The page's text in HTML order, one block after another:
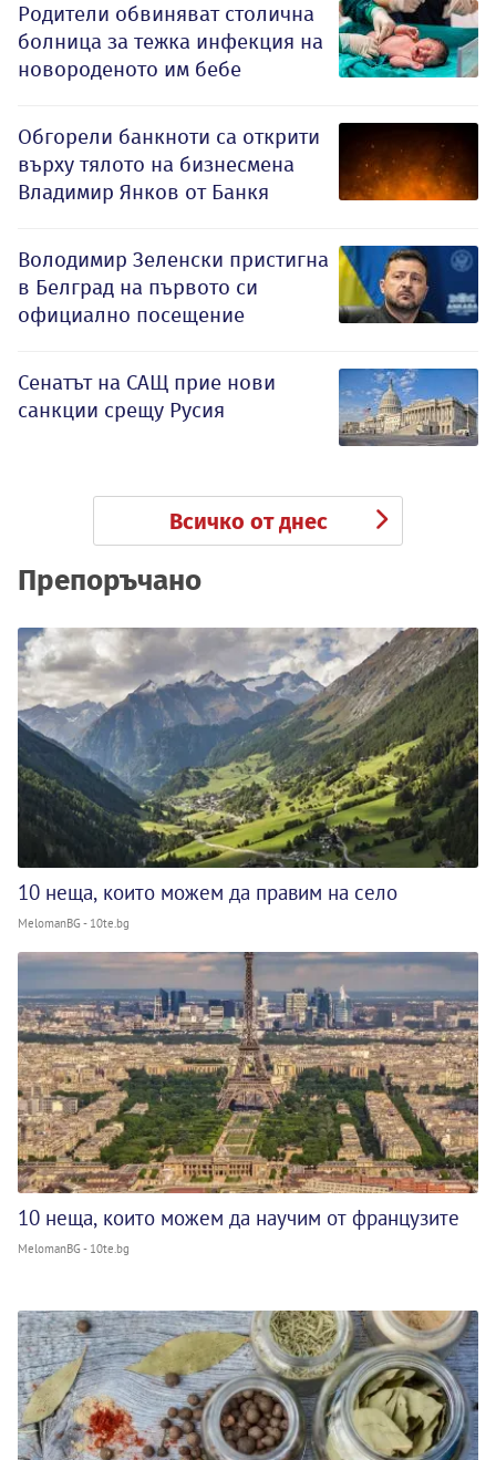
Родители обвиняват столична
болница за тежка инфекция на
новороденото им бебе
Обгорели банкноти са открити
върху тялото на бизнесмена
Владимир Янков от Банкя
Володимир Зеленски пристигна
в Белград на първото си
официално посещение
Сенатът на САЩ прие нови
санкции срещу Русия
Всичко от днес
Препоръчано
10 неща, които можем да правим на село
MelomanBG - 10te.bg
10 неща, които можем да научим от французите
MelomanBG - 10te.bg